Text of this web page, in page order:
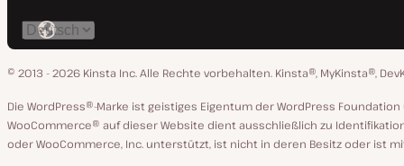
Spräche
ändern
© 2013 - 2026 Kinsta Inc. Alle Rechte vorbehalten. Kinsta®, MyKinsta®,
Die WordPress®-Marke ist geistiges Eigentum der WordPress
WooCommerce® auf dieser Website dient ausschließlich zu
oder WooCommerce, Inc. unterstützt, ist nicht in deren Besitz oder ist